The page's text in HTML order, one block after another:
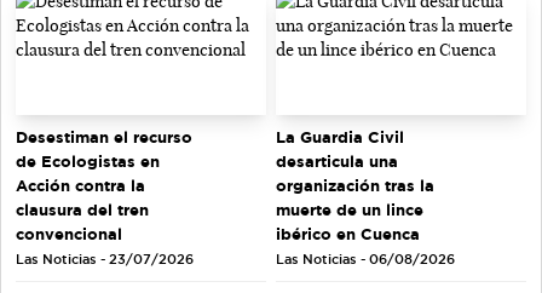
Desestiman el recurso
de Ecologistas en
Acción contra la
clausura del tren
convencional
Las Noticias - 23/07/2026
La Guardia Civil
desarticula una
organización tras la
muerte de un lince
ibérico en Cuenca
Las Noticias - 06/08/2026